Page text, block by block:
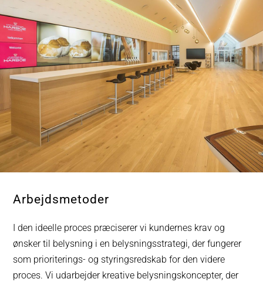
Arbejdsmetoder
I den ideelle proces præciserer vi kundernes krav og
ønsker til belysning i en belysningsstrategi, der fungerer
som prioriterings- og styringsredskab for den videre
proces. Vi udarbejder kreative belysningskoncepter, der